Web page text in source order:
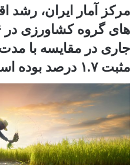
مرکز آمار ایران، رشد
جاری در مقایسه با
مثبت ۱.۷ درصد بوده است.